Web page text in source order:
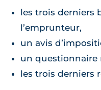
les trois derniers
l’emprunteur,
un avis
un questionnaire
les trois derniers